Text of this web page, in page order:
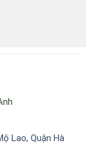
Lao, Quận Hà